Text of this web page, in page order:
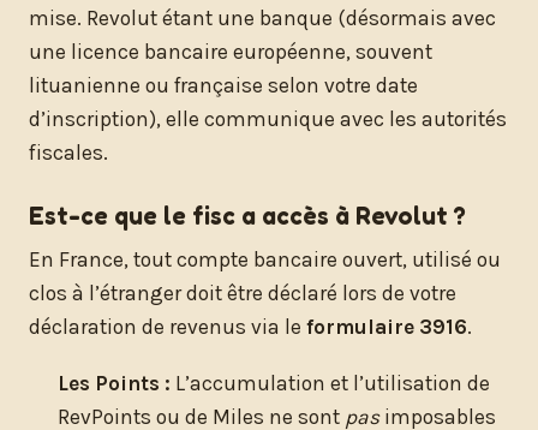
mise. Revolut étant une banque (désormais avec
une licence bancaire européenne, souvent
lituanienne ou française selon votre date
d’inscription), elle communique avec les autorités
fiscales.
Est-ce que le fisc a accès à Revolut ?
En France, tout compte bancaire ouvert, utilisé ou
clos à l’étranger doit être déclaré lors de votre
déclaration de revenus via le formulaire 3916.
Les Points : L’accumulation et l’utilisation de
RevPoints ou de Miles ne sont pasimposables